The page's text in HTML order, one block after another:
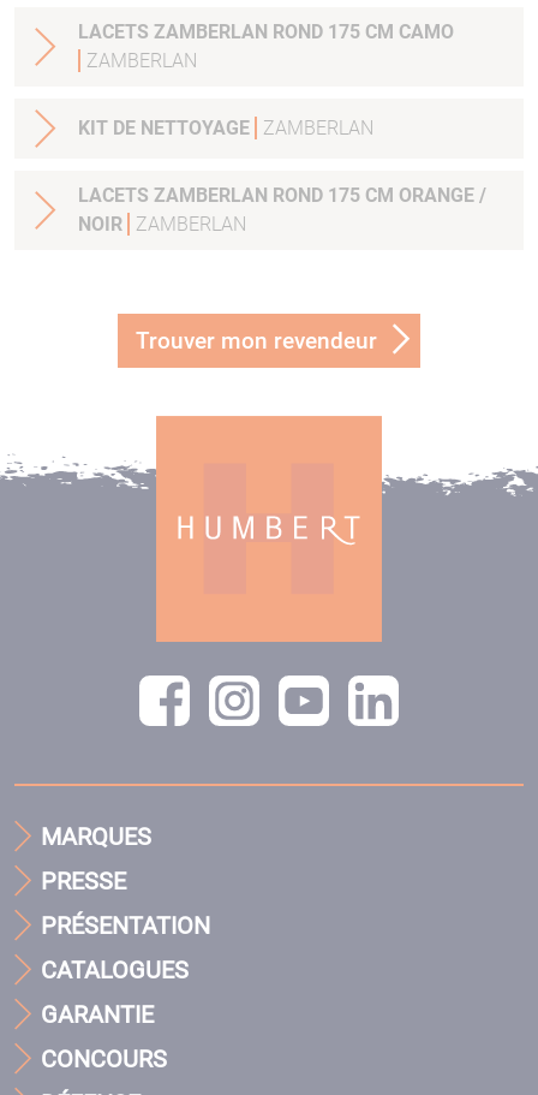
LACETS ZAMBERLAN ROND 175 CM CAMO
ZAMBERLAN
KIT DE NETTOYAGE ZAMBERLAN
LACETS ZAMBERLAN ROND 175 CM ORANGE /
NOIR
ZAMBERLAN
Trouver mon revendeur
MARQUES
PRESSE
PRÉSENTATION
CATALOGUES
GARANTIE
CONCOURS